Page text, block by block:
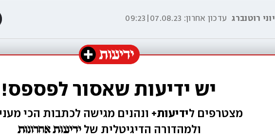
יוני רוטנברג עדכון אחרון: 07.08.23|09:23
יש ידיעות שאסור לפספס!
מצטרפים לידיעות+ ונהנים מגישה לכתבות הכי
ולמהדורה הדיגיטלית של